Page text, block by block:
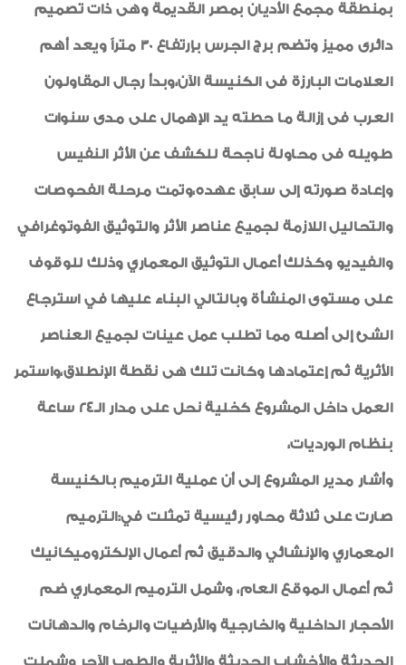
بمنطقة مجمع الأديان بمصر القديمة وهى ذات تصميم
دائرى مميز وتضم برج الجرس بإرتفاع 30 متراً ويعد أهم
العلامات البارزة فى الكنيسة الآن،وبدأ رجال المقاولون
العرب فى إزالة ما حطته يد الإهمال على مدى سنوات
طويله فى محاولة ناجحة للكشف عن الأثر النفيس
وإعادة صورته إلى سابق عهده،وتمت مرحلة الفحوصات
والتحاليل اللازمة لجميع عناصر الأثر والتوثيق الفوتوغرافي
والفيديو وكذلك أعمال التوثيق المعماري وذلك للوقوف
على مستوى المنشأة وبالتالي البناء عليها في استرجاع
الشئ إلى أصله مما تطلب عمل عينات لجميع العناصر
الأثرية ثم إعتمادها وكانت تلك هى نقطة الإنطلاق،واستمر
العمل داخل المشروع كخلية نحل على مدار الـ24 ساعة
بنظام الورديات،
وأشار مدير المشروع إلى أن عملية الترميم بالكنيسة
صارت على ثلاثة محاور رئيسية تمثلت في:الترميم
المعماري والإنشائي والدقيق ثم أعمال الإلكتروميكانيك
ثم أعمال الموقع العام، وشمل الترميم المعماري ضم
الأحجار الداخلية والخارجية والأرضيات والرخام والدهانات
الحديثة والأخشاب الحديثة والأثرية والطوب الآجر وشملت